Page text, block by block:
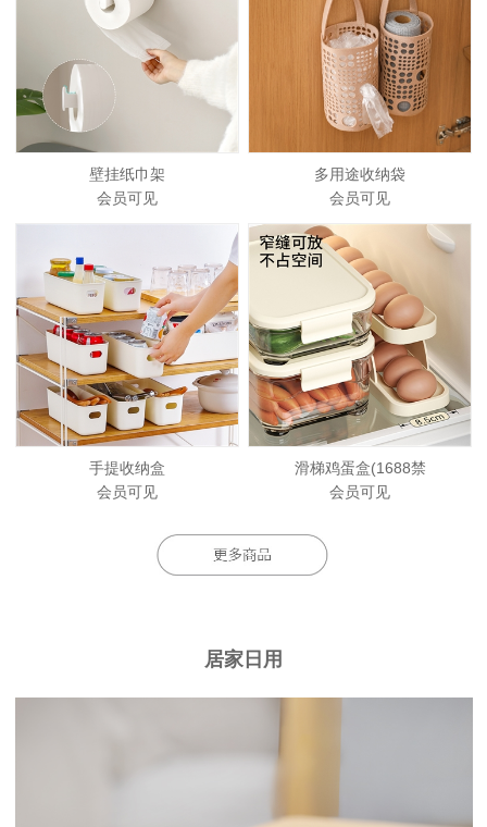
壁挂纸巾架
会员可见
多用途收纳袋
会员可见
手提收纳盒
会员可见
滑梯鸡蛋盒(1688禁
会员可见
居家日用